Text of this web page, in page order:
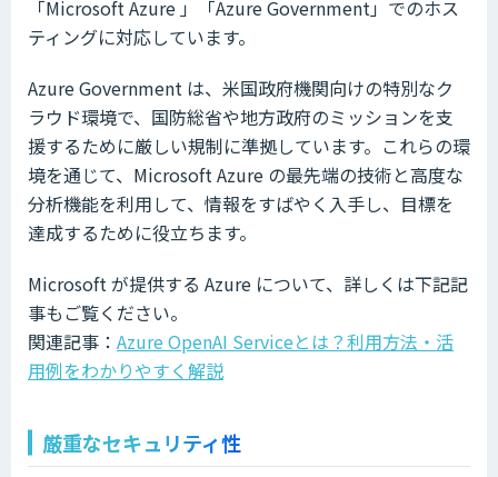
「Microsoft Azure 」「Azure Government」でのホス
ティングに対応しています。
Azure Government は、米国政府機関向けの特別なク
ラウド環境で、国防総省や地方政府のミッションを支
援するために厳しい規制に準拠しています。これらの環
境を通じて、Microsoft Azure の最先端の技術と高度な
分析機能を利用して、情報をすばやく入手し、目標を
達成するために役立ちます。
Microsoft が提供する Azure について、詳しくは下記記
事もご覧ください。
関連記事： Azure OpenAI Serviceとは？利用方法・活
用例をわかりやすく解説
厳重なセキュリティ性